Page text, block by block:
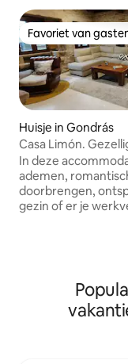
Favoriet van
Favoriet van
Huisje in Gondrás
Casa Limón.
In deze
ademen,
doorbrengen,
gezin of er je
vloerverwarming,
gewichtloosheid
hebt om een paar